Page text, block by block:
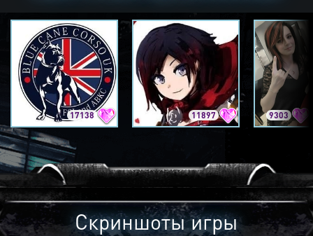
17138 11897 9303
Скриншоты игры